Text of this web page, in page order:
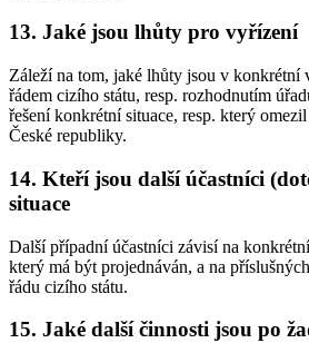
13. Jaké jsou lhůty pro vyřízení
Záleží na tom, jaké lhůty jsou v konkrétní
řádem cizího státu, resp. rozhodnutím
řešení konkrétní situace, resp. který
České republiky.
14. Kteří jsou další účastníci
situace
Další případní účastníci závisí na
který má být projednáván, a na
řádu cizího státu.
15. Jaké další činnosti jsou po